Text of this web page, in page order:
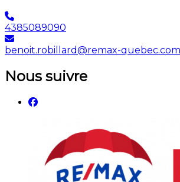
4385089090
benoit.robillard@remax-quebec.com
Nous suivre